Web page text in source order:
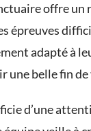
offre un
épreuves
adapté à
une belle fin de
d’une